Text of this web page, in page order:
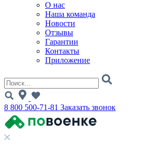
О нас
Наша команда
Новости
Отзывы
Гарантии
Контакты
Приложение
8 800 500-71-81 Заказать звонок